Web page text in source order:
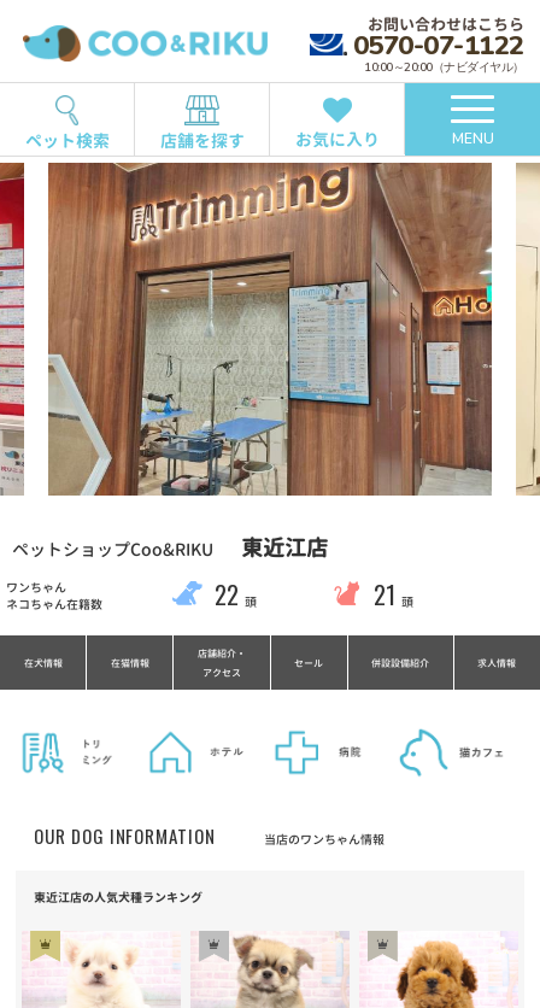
お問い合わせはこちら
0570-07-1122
10:00～20:00（ナビダイヤル）
ペット検索 店舗を探す お気に入り MENU
ペットショップCoo&RIKU 東近江店
ワンちゃん
ネコちゃん在籍数
22 頭 21 頭
在犬情報 在猫情報
店舗紹介・
アクセス
セール 併設設備紹介 求人情報
OUR DOG INFORMATION 当店のワンちゃん情報
東近江店の人気犬種ランキング